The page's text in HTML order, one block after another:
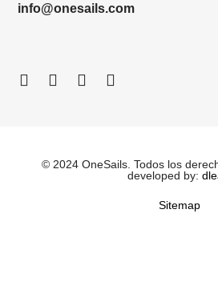
info@onesails.com
© 2024 OneSails. Todos los
developed by:
Sitemap